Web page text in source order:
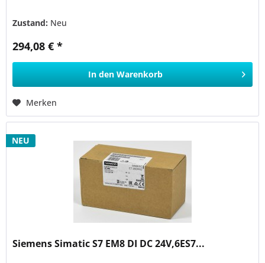
Zustand: Neu
294,08 € *
In den Warenkorb
Merken
NEU
Siemens Simatic S7 EM8 DI DC 24V,6ES7...